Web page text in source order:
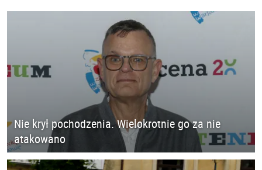
Nie krył pochodzenia. Wielokrotnie go za nie
atakowano